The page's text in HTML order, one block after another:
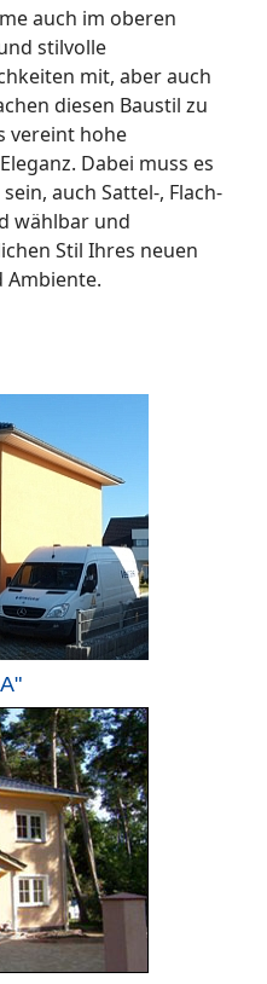
auch im oberen
stilvolle
mit, aber auch
diesen Baustil zu
vereint hohe
Dabei muss es
auch Sattel-, Flach-
wählbar und
Stil Ihres neuen
Ambiente.